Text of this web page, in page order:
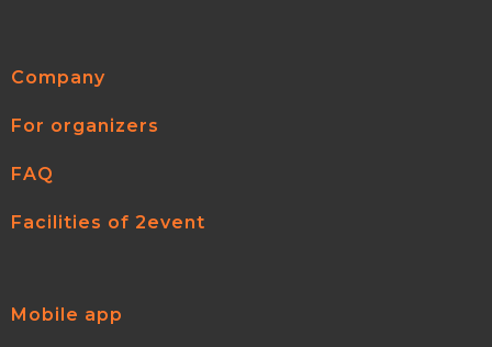
Company
For organizers
FAQ
Facilities of 2event
Mobile app